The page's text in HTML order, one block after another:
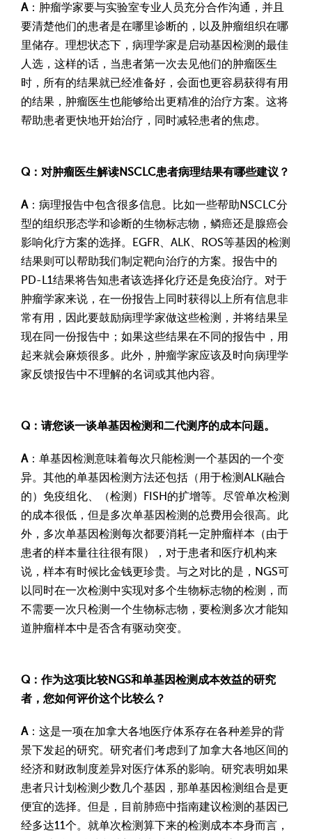
A：肿瘤学家要与实验室专业人员充分合作沟通，并且
要清楚他们的患者是在哪里诊断的，以及肿瘤组织在哪
里储存。理想状态下，病理学家是启动基因检测的最佳
人选，这样的话，当患者第一次去见他们的肿瘤医生
时，所有的结果就已经准备好，会面也更容易获得有用
的结果，肿瘤医生也能够给出更精准的治疗方案。这将
帮助患者更快地开始治疗，同时减轻患者的焦虑。
Q：对肿瘤医生解读NSCLC患者病理结果有哪些建议？
A：病理报告中包含很多信息。比如一些帮助NSCLC分
型的组织形态学和诊断的生物标志物，鳞癌还是腺癌会
影响化疗方案的选择。EGFR、ALK、ROS等基因的检测
结果则可以帮助我们制定靶向治疗的方案。报告中的
PD-L1结果将告知患者该选择化疗还是免疫治疗。对于
肿瘤学家来说，在一份报告上同时获得以上所有信息非
常有用，因此要鼓励病理学家做这些检测，并将结果呈
现在同一份报告中；如果这些结果在不同的报告中，用
起来就会麻烦很多。此外，肿瘤学家应该及时向病理学
家反馈报告中不理解的名词或其他内容。
Q：请您谈一谈单基因检测和二代测序的成本问题。
A：单基因检测意味着每次只能检测一个基因的一个变
异。其他的单基因检测方法还包括（用于检测ALK融合
的）免疫组化、（检测）FISH的扩增等。尽管单次检测
的成本很低，但是多次单基因检测的总费用会很高。此
外，多次单基因检测每次都要消耗一定肿瘤样本（由于
患者的样本量往往很有限），对于患者和医疗机构来
说，样本有时候比金钱更珍贵。与之对比的是，NGS可
以同时在一次检测中实现对多个生物标志物的检测，而
不需要一次只检测一个生物标志物，要检测多次才能知
道肿瘤样本中是否含有驱动突变。
Q：作为这项比较NGS和单基因检测成本效益的研究
者，您如何评价这个比较么？
A：这是一项在加拿大各地医疗体系存在各种差异的背
景下发起的研究。研究者们考虑到了加拿大各地区间的
经济和财政制度差异对医疗体系的影响。研究表明如果
患者只计划检测少数几个基因，那单基因检测组合是更
便宜的选择。但是，目前肺癌中指南建议检测的基因已
经多达11个。就单次检测算下来的检测成本本身而言，